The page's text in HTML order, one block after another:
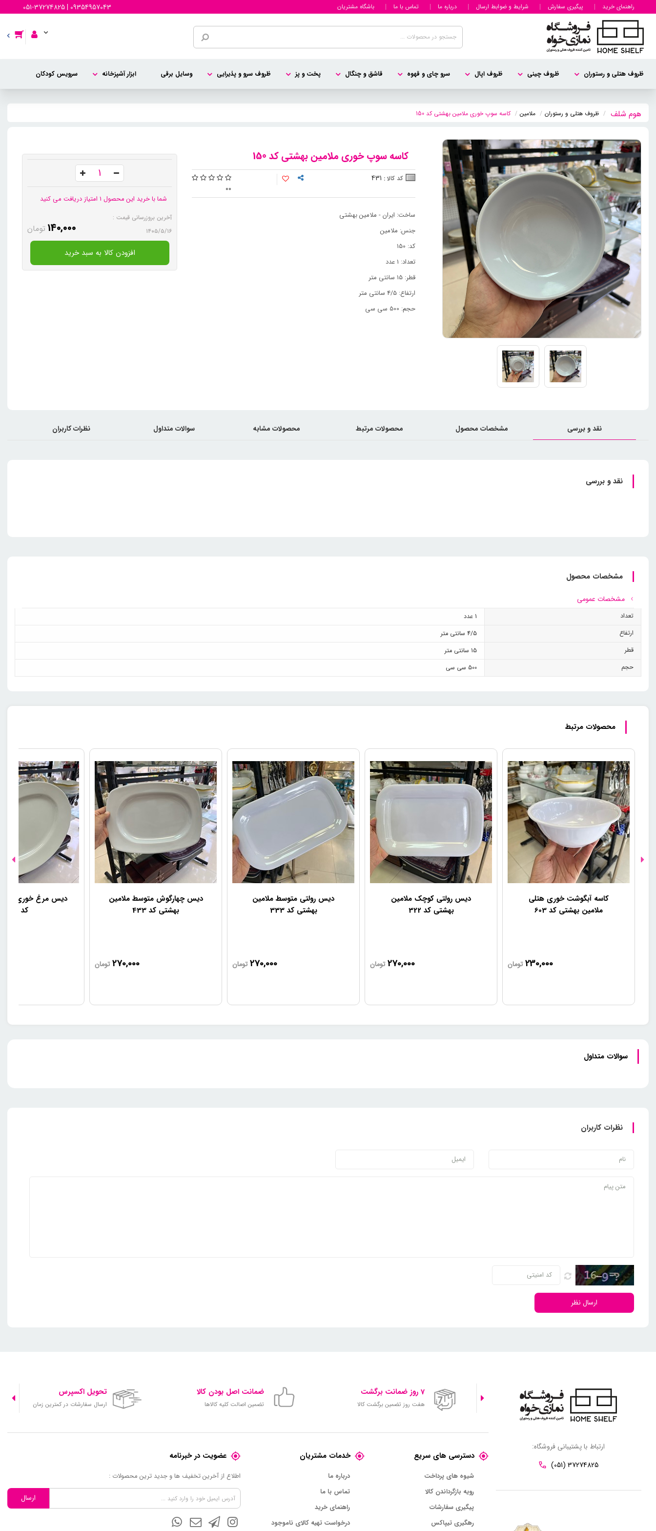
راهنمای خرید پیگیری سفارش شرایط و ضوابط ارسال درباره ما تماس با ما باشگاه مشتریان 051-37274825 | 09354957043
ظروف هتلی و رستوران ظروف چینی ظروف اپال سرو چای و قهوه قاشق و چنگال پخت و پز ظروف سرو و پذیرایی وسایل برقی ابزار آشپزخانه سرویس کودکان
ظروف هتلی و رستوران ملامین کاسه سوپ خوری ملامین بهشتی کد 150
کاسه سوپ خوری ملامین بهشتی کد 150
کد کالا : 431
00
ساخت: ایران - ملامین بهشتی
جنس: ملامین
کد: 150
تعداد: 1 عدد
قطر: 15 سانتی متر
ارتفاع: 4/5 سانتی متر
حجم: 500 سی سی
شما با خرید این محصول 1 امتیاز دریافت می کنید
آخرین بروزرسانی قیمت :
۱۴۰۵/۵/۱۶
140,000 تومان
افزودن کالا به سبد خرید
نقد و بررسی مشخصات محصول محصولات مرتبط محصولات مشابه سوالات متداول نظرات کاربران
نقد و بررسی
مشخصات محصول
مشخصات عمومی
تعداد
1 عدد
ارتفاع
4/5 سانتی متر
قطر
15 سانتی متر
حجم
500 سی سی
محصولات مرتبط
کاسه آبگوشت خوری هتلی
ملامین بهشتی کد 603
230,000 تومان
دیس رولتی کوچک ملامین
بهشتی کد 322
270,000 تومان
دیس رولتی متوسط ملامین
بهشتی کد 333
270,000 تومان
دیس چهارگوش متوسط ملامین
بهشتی کد 433
270,000 تومان
دیس مرغ خوری
کد 310
سوالات متداول
نظرات کاربران
ارسال نظر
ارتباط با پشتیبانی فروشگاه:
(051) 37274825
7 روز ضمانت برگشت
هفت روز تضمین برگشت کالا
ضمانت اصل بودن کالا
تضمین اصالت کلیه کالاها
تحویل اکسپرس
ارسال سفارشات در کمترین زمان
دسترسی های سریع
شیوه های پرداخت
رویه بازگرداندن کالا
پیگیری سفارشات
رهگیری تیپاکس
خدمات مشتریان
درباره ما
تماس با ما
راهنمای خرید
درخواست تهیه کالای ناموجود
عضویت در خبرنامه
اطلاع از آخرین تخفیف ها و جدید ترین محصولات :
ارسال